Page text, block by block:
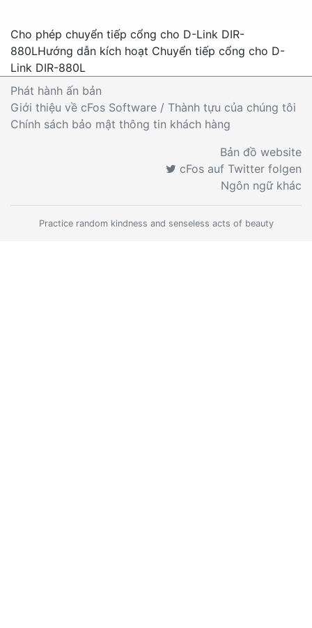
Cho phép chuyển tiếp cổng cho D-Link DIR-
880LHướng dẫn kích hoạt Chuyển tiếp cổng cho D-
Link DIR-880L
Phát hành ấn bản
Giới thiệu về cFos Software / Thành tựu của chúng tôi
Chính sách bảo mật thông tin khách hàng
Bản đồ website
cFos auf Twitter folgen
Ngôn ngữ khác
Practice random kindness and senseless acts of beauty